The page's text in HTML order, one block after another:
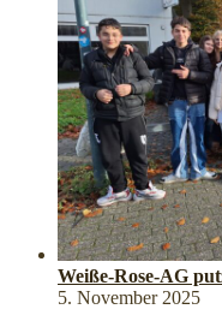
Weiße-Rose-AG
5. November 2025